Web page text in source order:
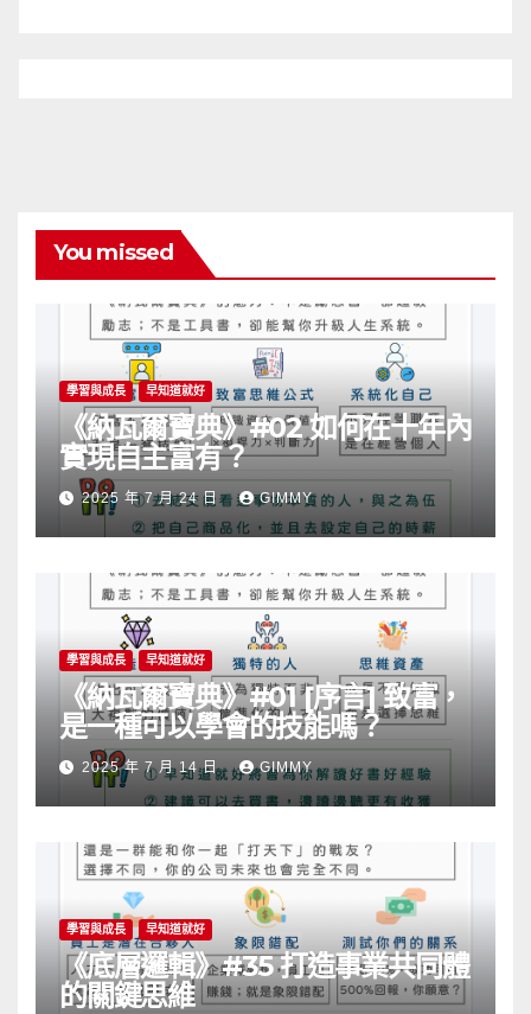
You missed
學習與成長 早知道就好
《納瓦爾寶典》#02 如何在十年內
實現自主富有？
2025 年 7 月 24 日 GIMMY
學習與成長 早知道就好
《納瓦爾寶典》#01 [序言] 致富，
是一種可以學會的技能嗎？
2025 年 7 月 14 日 GIMMY
學習與成長 早知道就好
《底層邏輯》#35 打造事業共同體
的關鍵思維